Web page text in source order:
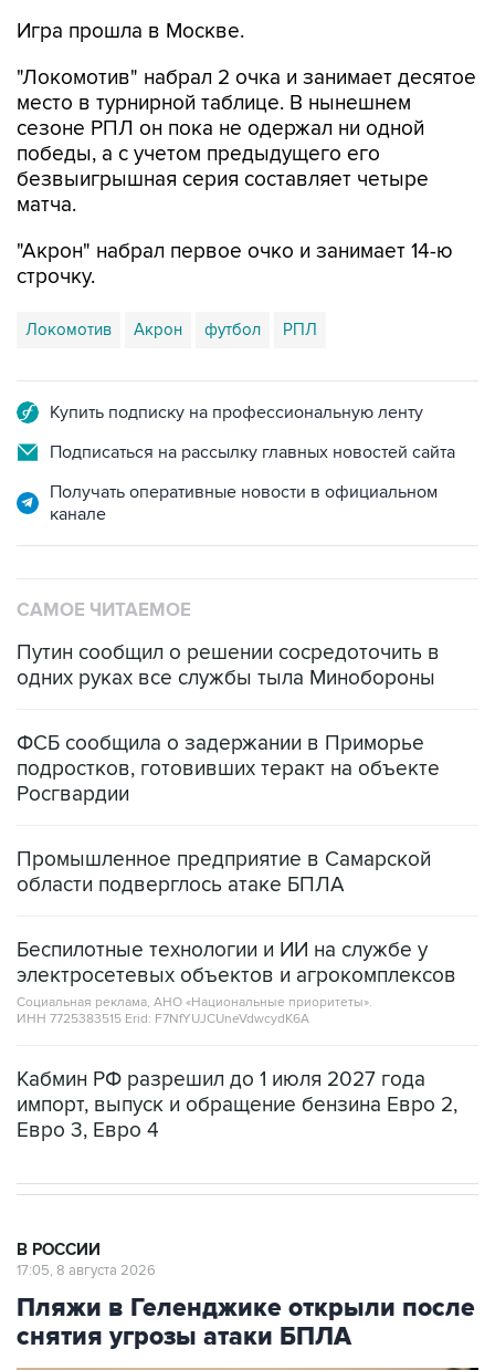
Игра прошла в Москве.
"Локомотив" набрал 2 очка и занимает десятое
место в турнирной таблице. В нынешнем
сезоне РПЛ он пока не одержал ни одной
победы, а с учетом предыдущего его
безвыигрышная серия составляет четыре
матча.
"Акрон" набрал первое очко и занимает 14-ю
строчку.
Локомотив Акрон футбол РПЛ
Купить подписку на профессиональную ленту
Подписаться на рассылку главных новостей сайта
Получать оперативные новости в официальном
канале
САМОЕ ЧИТАЕМОЕ
Путин сообщил о решении сосредоточить в
одних руках все службы тыла Минобороны
ФСБ сообщила о задержании в Приморье
подростков, готовивших теракт на объекте
Росгвардии
Промышленное предприятие в Самарской
области подверглось атаке БПЛА
Беспилотные технологии и ИИ на службе у
электросетевых объектов и агрокомплексов
Социальная реклама, АНО «Национальные приоритеты».
ИНН 7725383515 Erid: F7NfYUJCUneVdwcydK6A
Кабмин РФ разрешил до 1 июля 2027 года
импорт, выпуск и обращение бензина Евро 2,
Евро 3, Евро 4
В РОССИИ
17:05, 8 августа 2026
Пляжи в Геленджике открыли после
снятия угрозы атаки БПЛА